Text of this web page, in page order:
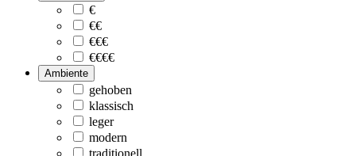
€
€€
€€€
€€€€
Ambiente
gehoben
klassisch
leger
modern
traditionell